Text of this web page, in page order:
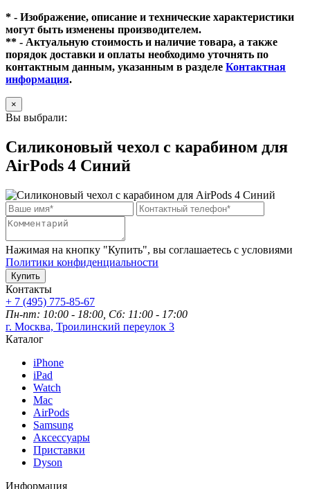
* - Изображение, описание и технические характеристики
могут быть изменены производителем.
** - Актуальную стоимость и наличие товара, а также
порядок доставки и оплаты необходимо уточнять по
контактным данным, указанным в разделе Контактная
информация.
×
Вы выбрали:
Силиконовый чехол c карабином для
AirPods 4 Синий
Нажимая на кнопку "Купить", вы соглашаетесь с условиями
Политики конфиденциальности
Купить
Контакты
+ 7 (495) 775-85-67
Пн-пт: 10:00 - 18:00, Сб: 11:00 - 17:00
г. Москва, Троилинский переулок 3
Каталог
iPhone
iPad
Watch
Mac
AirPods
Samsung
Аксессуары
Приставки
Dyson
Информация